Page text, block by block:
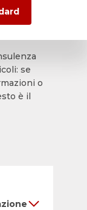
se
o
è il